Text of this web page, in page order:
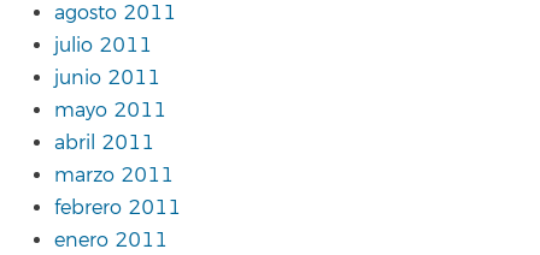
agosto 2011
julio 2011
junio 2011
mayo 2011
abril 2011
marzo 2011
febrero 2011
enero 2011